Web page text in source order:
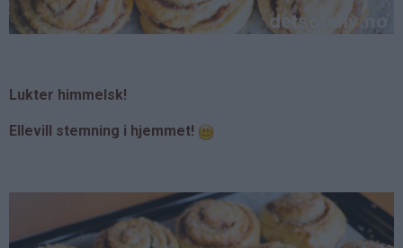
Lukter himmelsk!
Ellevill stemning i hjemmet!